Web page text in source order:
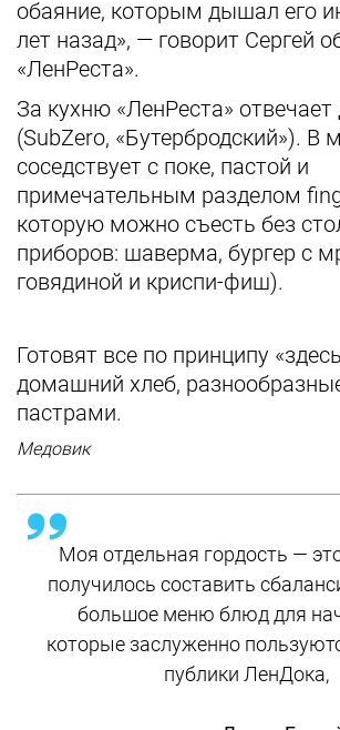
обаяние, которым дышал его
лет назад», — говорит Сергей
«ЛенРеста».
За кухню «ЛенРеста»
(SubZero, «Бутербродский»).
соседствует с поке, пастой и
примечательным разделом
которую можно съесть без
приборов: шаверма, бургер с
говядиной и криспи-фиш).
Готовят все по принципу
домашний хлеб,
пастрами.
Медовик
Моя отдельная гордость —
получилось составить
большое меню блюд для
которые заслуженно
публики ЛенДока,